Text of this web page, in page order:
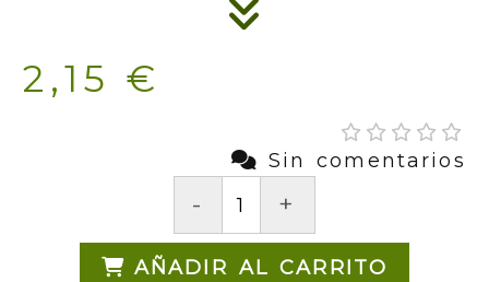
2,15 €
Sin comentarios
- +
AÑADIR AL CARRITO